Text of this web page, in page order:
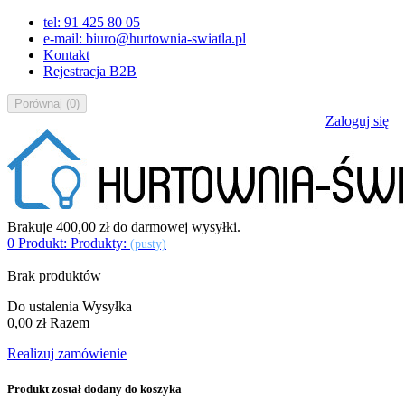
tel: 91 425 80 05
e-mail: biuro@hurtownia-swiatla.pl
Kontakt
Rejestracja B2B
Porównaj (0)
Zaloguj się
Brakuje 400,00 złdo darmowej wysyłki.
0 Produkt: Produkty: (pusty)
Brak produktów
Do ustalenia Wysyłka
0,00 zł Razem
Realizuj zamówienie
Produkt został dodany do koszyka